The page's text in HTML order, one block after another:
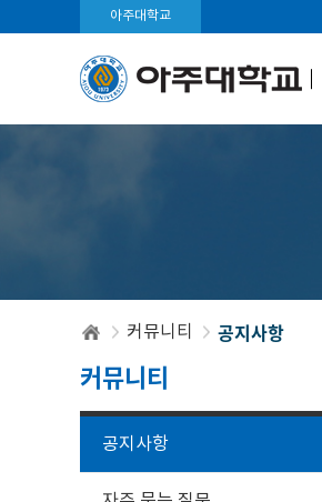
아주대학교
커뮤니티 공지사항
커뮤니티
공지사항